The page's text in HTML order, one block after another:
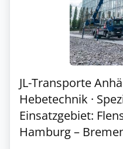
JL-Transporte
Hebetechnik ·
Einsatzgebiet:
Hamburg –